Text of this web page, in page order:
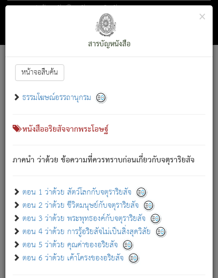
ตอน 1 ว่าด้วย สัตว์โลกกับจตุราริยสัจ
สารบัญ×
สารบัญหนังสือ
หน้าจอสืบค้น
ธรรมโฆษณ์อรรถานุกรม
หนังสืออริยสัจจากพระโอษฐ์
ภาคนำ ว่าด้วย ข้อความที่ควรทราบก่อนเกี่ยวกับจตุราริยสัจ
ตอน 1 ว่าด้วย สัตว์โลกกับจตุราริยสัจ
ตอน 2 ว่าด้วย ชีวิตมนุษย์กับจตุราริยสัจ
ตอน 3 ว่าด้วย พระพุทธองค์กับจตุราริยสัจ
ตอน 4 ว่าด้วย การรู้อริยสัจไม่เป็นสิ่งสุดวิสัย
ตอน 5 ว่าด้วย คุณค่าของอริยสัจ
ตอน 6 ว่าด้วย เค้าโครงของอริยสัจ
Font :15 ]||
สัตว์โลกนี้ เกิดความเดือดร้อนแล้ว มีผัสสะบังหน้า
เขาสำคัญสิ่งใด โดยความเป็นประการใด แต่สิ่งนั้นย่อมเป็น
(ตามที่เป็นจริง) โดยประการอื่นจากที่เขาสำคัญนั้น
สัตว์โลกติดข้องอยู่ในภพ ถูกภพบังหน้าแล้ว มีภพโดยความ
เป็นอย่างอื่น (จากที่มันเป็นอยู่จริง) จึงได้เพลิดเพลินยิ่งนักในภพ
เขาเพลิดเพลินยิ่งนักในสิ่งใด สิ่งนั้นเป็นภัย (ที่เขาไม่รู้จัก)
เขากลัวต่อสิ่งใดสิ่งนั้นเป็นทุกข์
พรหมจรรย์นี้ อันบุคคลย่อมประพฤติ ก็เพื่อการละขาดซึ่ง
ภพ.
สมณะหรือพราหมณ์เหล่าใด กล่าวความหลุดพ้นจากภพว่า
มีได้เพราะภพ เรากล่าวว่า สมณะหรือพราหมณ์ทั้งปวงนั้น
มิใช่ผู้หลดพ้นจากภพ.